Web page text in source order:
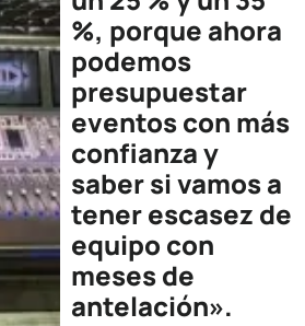
%, porque ahora
podemos
presupuestar
eventos con más
confianza y
saber si vamos a
tener escasez de
equipo con
meses de
antelación».